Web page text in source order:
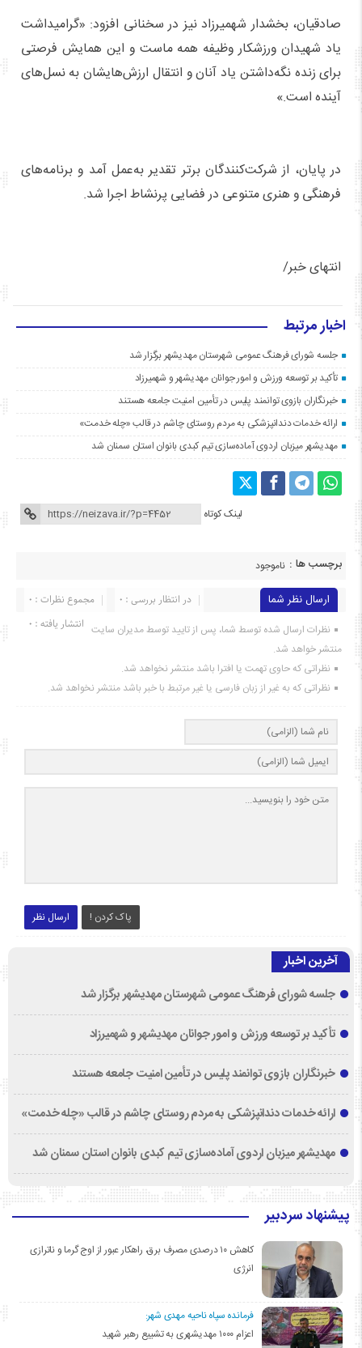
صادقیان، بخشدار شهمیرزاد نیز در سخنانی افزود: «گرامیداشت
یاد شهیدان ورزشکار وظیفه همه ماست و این همایش فرصتی
برای زنده نگه‌داشتن یاد آنان و انتقال ارزش‌هایشان به نسل‌های
آینده است.»
در پایان، از شرکت‌کنندگان برتر تقدیر به‌عمل آمد و برنامه‌های
فرهنگی و هنری متنوعی در فضایی پرنشاط اجرا شد.
انتهای خبر/
اخبار مرتبط
جلسه شورای فرهنگ عمومی شهرستان مهدیشهر برگزار شد
تأکید بر توسعه ورزش و امور جوانان مهدیشهر و شهمیرزاد
خبرنگاران بازوی توانمند پلیس در تأمین امنیت جامعه هستند
ارائه خدمات دندانپزشکی به مردم روستای چاشم در قالب «چله خدمت»
مهدیشهر میزبان اردوی آماده‌سازی تیم کبدی بانوان استان سمنان شد
لینک کوتاه
برچسب ها : ناموجود
ارسال نظر شما مجموع نظرات : 0
در انتظار بررسی : 0
انتشار یافته : ۰ نظرات ارسال شده توسط شما، پس از تایید توسط مدیران سایت
منتشر خواهد شد.
نظراتی که حاوی تهمت یا افترا باشد منتشر نخواهد شد.
نظراتی که به غیر از زبان فارسی یا غیر مرتبط با خبر باشد منتشر نخواهد شد.
ارسال نظر پاک کردن !
آخرین اخبار
جلسه شورای فرهنگ عمومی شهرستان مهدیشهر برگزار شد
تأکید بر توسعه ورزش و امور جوانان مهدیشهر و شهمیرزاد
خبرنگاران بازوی توانمند پلیس در تأمین امنیت جامعه هستند
ارائه خدمات دندانپزشکی به مردم روستای چاشم در قالب «چله خدمت»
مهدیشهر میزبان اردوی آماده‌سازی تیم کبدی بانوان استان سمنان شد
پیشنهاد سردبیر
کاهش ۱۰ درصدی مصرف برق، راهکار عبور از اوج گرما و ناترازی
انرژی
فرمانده سپاه ناحیه مهدی شهر:
اعزام ۱۰۰۰ مهدیشهری به تشییع رهبر شهید